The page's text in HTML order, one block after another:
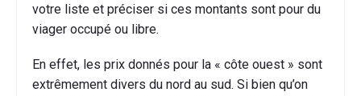
votre liste et préciser si ces montants sont pour du
viager occupé ou libre.
En effet, les prix donnés pour la « côte ouest » sont
extrêmement divers du nord au sud. Si bien qu’on